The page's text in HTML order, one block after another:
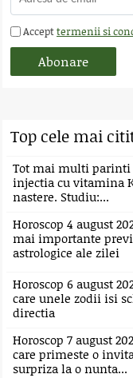
Accepttermenii si
Top cele mai
Tot mai multi parinti
injectia cu vitamina
nastere. Studiu:...
Horoscop 4 august
mai importante
astrologice ale zilei
Horoscop 6 august
care unele zodii isi
directia
Horoscop 7 august
care primeste o
surpriza la o nunta...